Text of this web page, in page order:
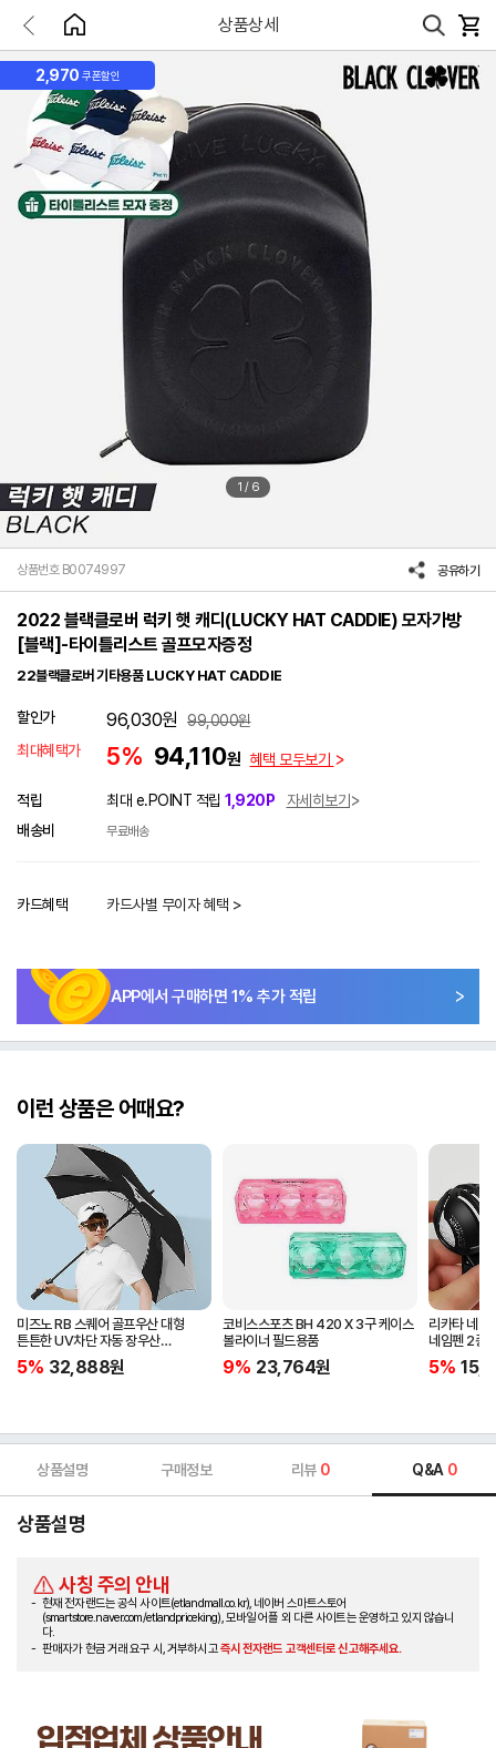
상품상세
2,970 쿠폰할인
1 / 6
상품번호 B0074997 공유하기
2022 블랙클로버 럭키 햇 캐디(LUCKY HAT CADDIE) 모자가방
[블랙]-타이틀리스트 골프모자증정
22블랙클로버 기타용품 LUCKY HAT CADDIE
할인가 96,030원 99,000원
최대혜택가
5% 94,110원 혜택 모두보기
적립 최대 e.POINT 적립 1,920P
자세히보기
배송비
무료배송
카드혜택 카드사별 무이자 혜택 >
APP에서 구매하면 1% 추가 적립
이런 상품은 어때요?
미즈노 RB 스퀘어 골프우산 대형
튼튼한 UV차단 자동 장우산
5LKY22100
5% 32,888원
코비스스포츠 BH 420 X 3구 케이스
볼라이너 필드용품
9% 23,764원
리카타 네비
네임펜 2종
5%
상품설명 구매정보 리뷰 0 Q&A 0
상품설명
사칭 주의 안내
현재 전자랜드는 공식 사이트(etlandmall.co.kr), 네이버 스마트스토어
(smartstore.naver.com/etlandpriceking), 모바일 어플 외 다른 사이트는 운영하고 있지 않습니
다.
판매자가 현금 거래 요구 시, 거부하시고즉시 전자랜드 고객센터로 신고해주세요.